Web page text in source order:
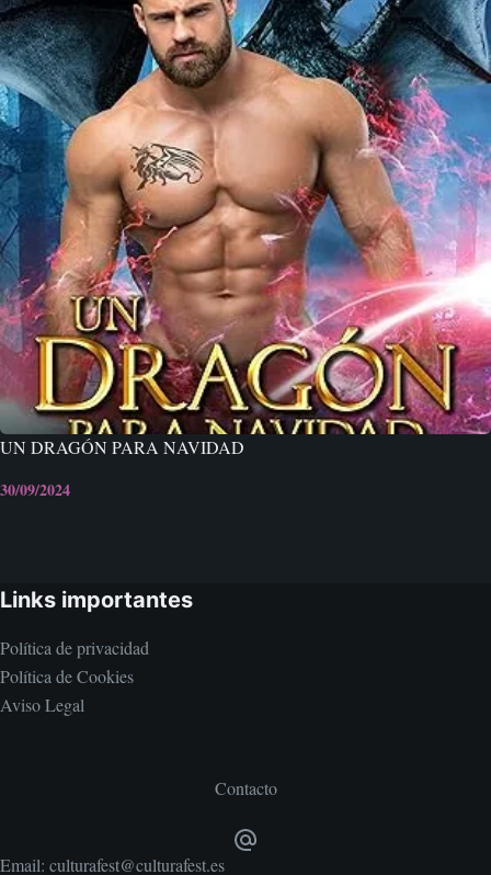
UN DRAGÓN PARA NAVIDAD
30/09/2024
Links importantes
Política de privacidad
Política de Cookies
Aviso Legal
Contacto
Email: culturafest@culturafest.es